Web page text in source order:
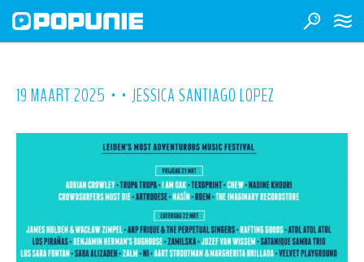
19 MAART 2025 • • JESSICA SANTIAGO LOPEZ